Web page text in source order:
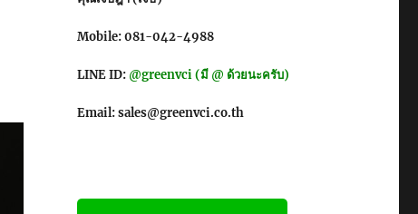
Mobile: 081-042-4988
LINE ID: @greenvci (มี @ ด้วยนะครับ)
Email: sales@greenvci.co.th